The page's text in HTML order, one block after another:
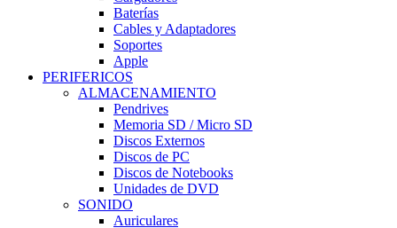
Baterías
Cables y Adaptadores
Soportes
Apple
PERIFERICOS
ALMACENAMIENTO
Pendrives
Memoria SD / Micro SD
Discos Externos
Discos de PC
Discos de Notebooks
Unidades de DVD
SONIDO
Auriculares